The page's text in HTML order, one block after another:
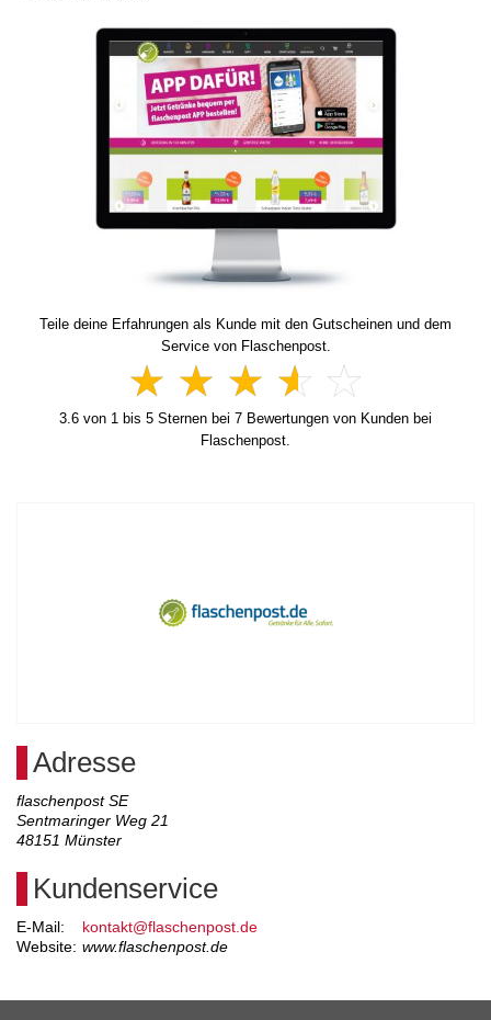
Teile deine Erfahrungen als Kunde mit den Gutscheinen und dem
Service von Flaschenpost.
3.6 von 1 bis 5 Sternen bei 7 Bewertungen von Kunden bei
Flaschenpost.
Adresse
flaschenpost SE
Sentmaringer Weg 21
48151 Münster
Kundenservice
E-Mail:
kontakt@flaschenpost.de
Website: www.flaschenpost.de